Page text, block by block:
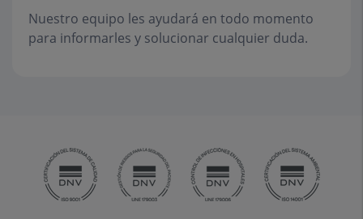
Nuestro equipo les ayudará en todo momento
para informarles y solucionar cualquier duda.